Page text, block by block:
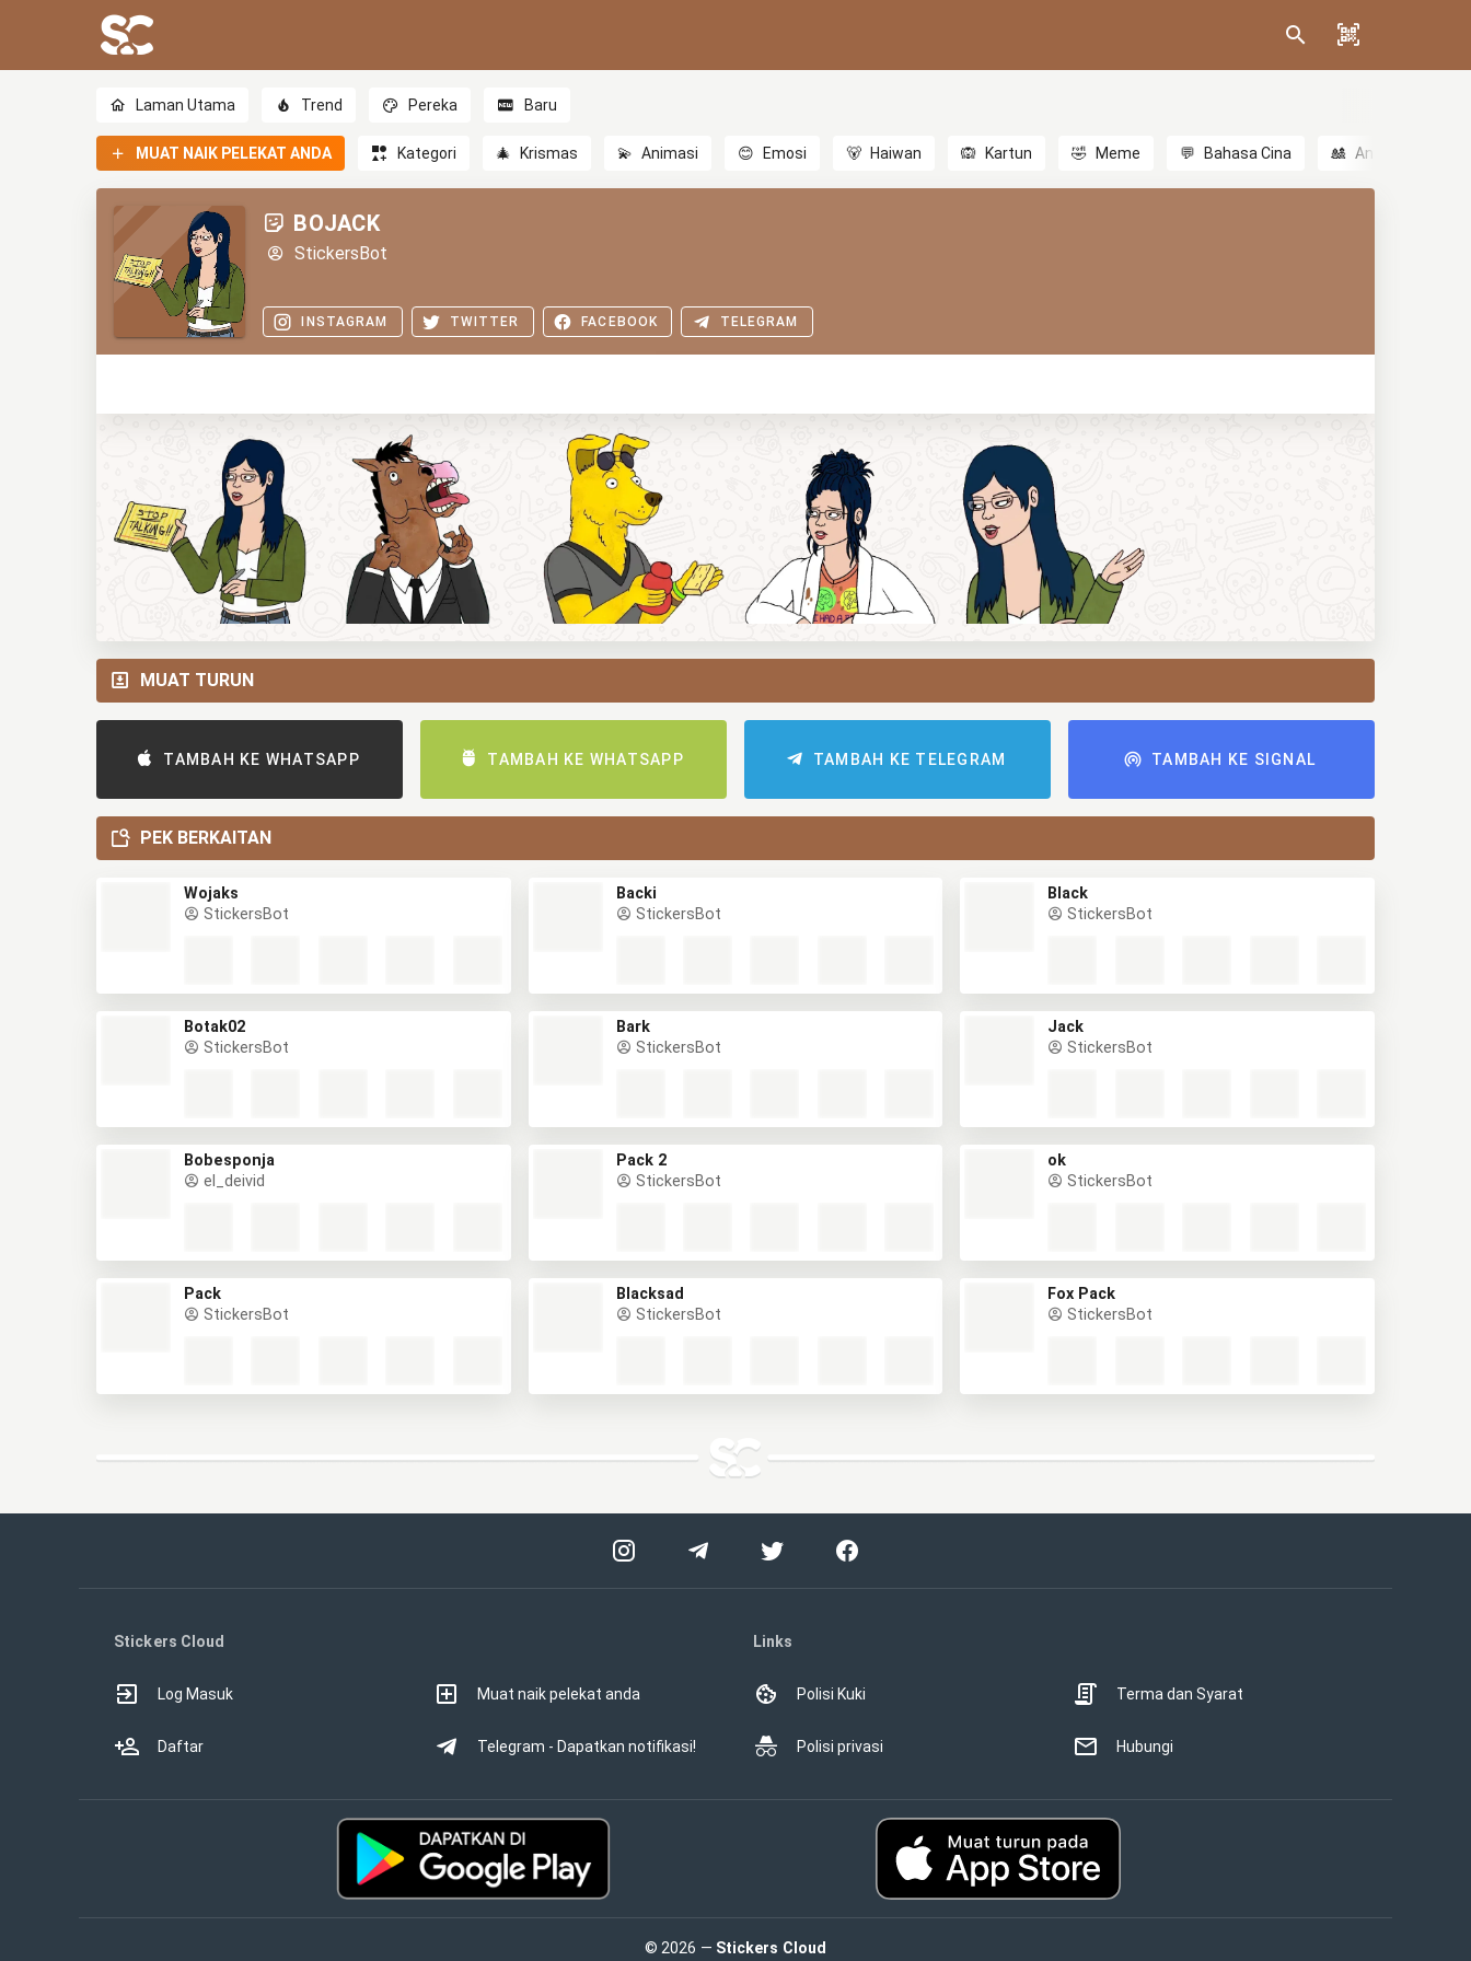
Laman Utama Trend Pereka Baru
MUAT NAIK PELEKAT ANDA Kategori 🎄 Krismas 💫 Animasi 😊 Emosi 🐻 Haiwan 🙉 Kartun 🤣 Meme 💬 Bahasa Cina 🎎 Anime
BOJACK
StickersBot
INSTAGRAM TWITTER FACEBOOK TELEGRAM
MUAT TURUN
TAMBAH KE WHATSAPP TAMBAH KE WHATSAPP TAMBAH KE TELEGRAM TAMBAH KE SIGNAL
PEK BERKAITAN
Wojaks
StickersBot
Backi
StickersBot
Black
StickersBot
Botak02
StickersBot
Bark
StickersBot
Jack
StickersBot
Bobesponja
el_deivid
Pack 2
StickersBot
ok
StickersBot
Pack
StickersBot
Blacksad
StickersBot
Fox Pack
StickersBot
Stickers Cloud
Log Masuk
Daftar
Muat naik pelekat anda
Telegram - Dapatkan notifikasi!
Links
Polisi Kuki
Polisi privasi
Terma dan Syarat
Hubungi
© 2026 — Stickers Cloud